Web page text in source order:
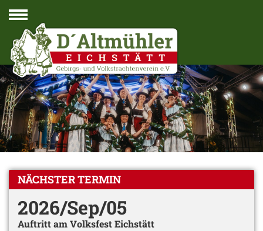
NÄCHSTER TERMIN
2026/Sep/05
Auftritt am Volksfest Eichstätt